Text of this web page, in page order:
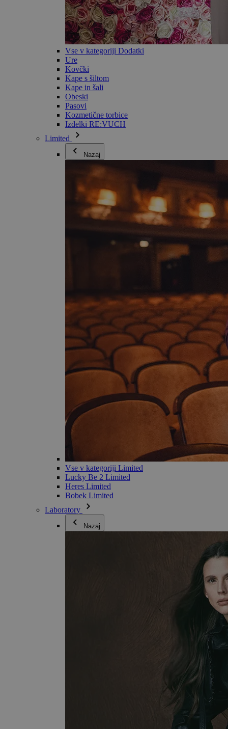
Vse v kategoriji Dodatki
Ure
Kovčki
Kape s šiltom
Kape in šali
Obeski
Pasovi
Kozmetične torbice
Izdelki RE:VUCH
Limited
Nazaj
Vse v kategoriji Limited
Lucky Be 2 Limited
Heres Limited
Bobek Limited
Laboratory
Nazaj